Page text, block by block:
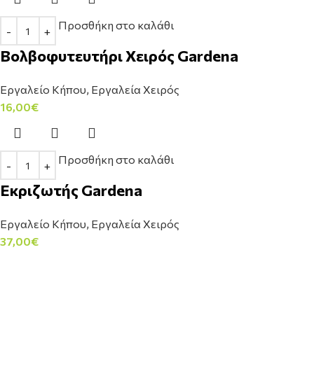
Προσθήκη στο καλάθι
Βολβοφυτευτήρι Χειρός Gardena
Εργαλείο Κήπου, Εργαλεία Χειρός
16,00€
Προσθήκη στο καλάθι
Εκριζωτής Gardena
Εργαλείο Κήπου, Εργαλεία Χειρός
37,00€